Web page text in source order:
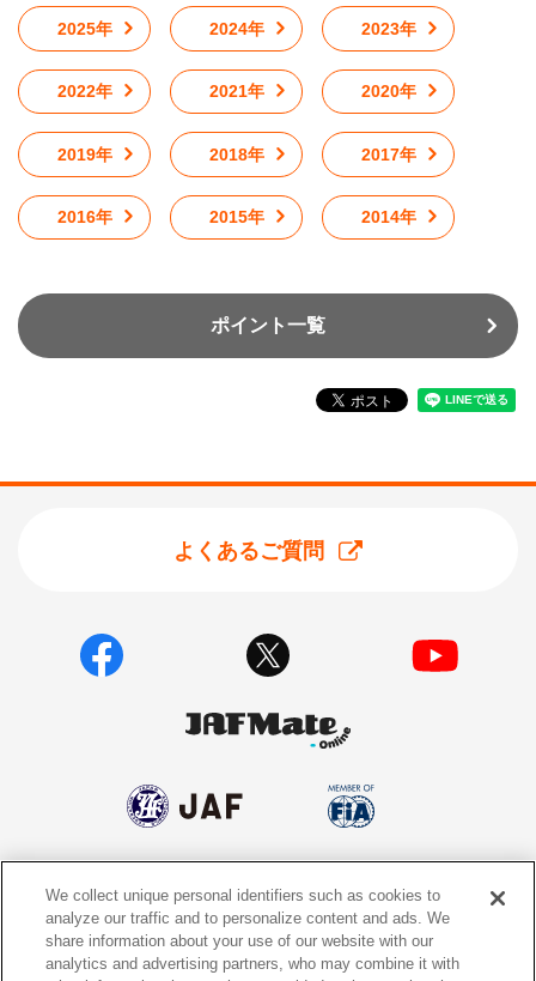
2025年 2024年 2023年
2022年 2021年 2020年
2019年 2018年 2017年
2016年 2015年 2014年
ポイント一覧
よくあるご質問
個人情報保護方針 個人情報の取り扱いについて
サイトポリシー ソーシャルメディア利用規約
We collect unique personal identifiers such as cookies to
analyze our traffic and to personalize content and ads. We
share information about your use of our website with our
analytics and advertising partners, who may combine it with